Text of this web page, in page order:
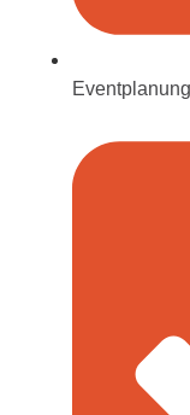
Eventplanung